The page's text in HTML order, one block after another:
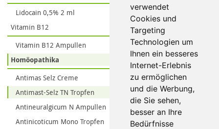
verwendet
Cookies und
Targeting
Technologien um
Ihnen ein besseres
Internet-Erlebnis
zu ermöglichen
und die Werbung,
die Sie sehen,
besser an Ihre
Bedürfnisse
Lidocain 0,5% 2 ml
Vitamin B12
Vitamin B12 Ampullen
Homöopathika
Antimas Selz Creme
Antimast-Selz TN Tropfen
Antineuralgicum N Ampullen
Antinicoticum Mono Tropfen